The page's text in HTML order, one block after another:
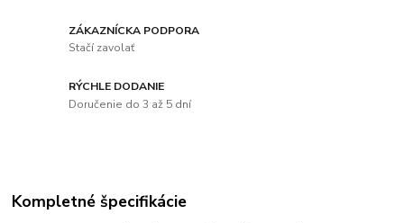
ZÁKAZNÍCKA PODPORA
Stačí zavolať
RÝCHLE DODANIE
Doručenie do 3 až 5 dní
Kompletné špecifikácie